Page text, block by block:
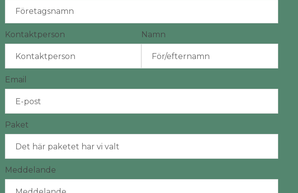
Kontaktperson Namn
Email
Paket
Meddelande